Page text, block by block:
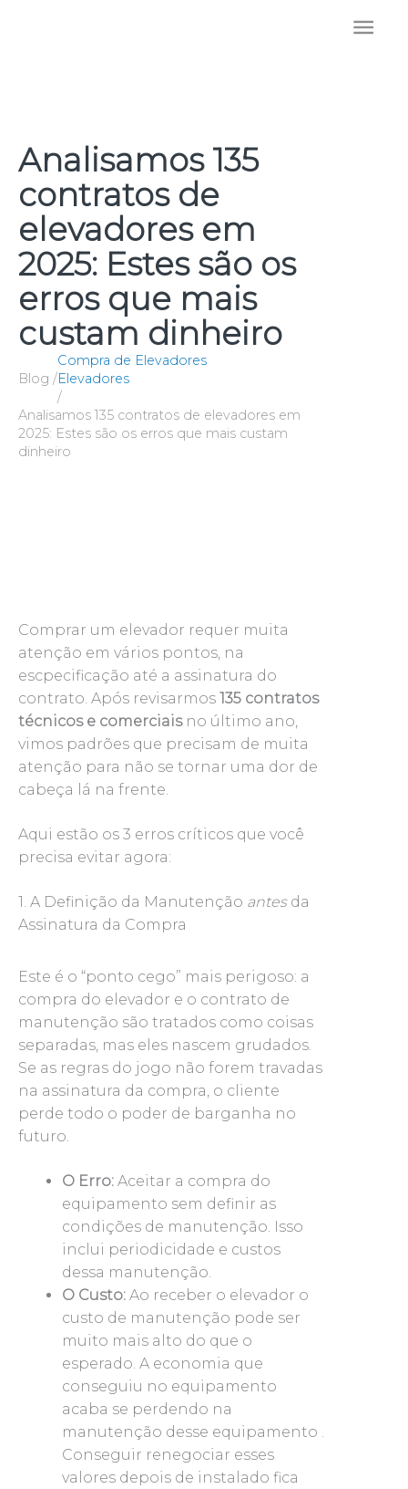
Analisamos 135
contratos de
elevadores em
2025: Estes são os
erros que mais
custam dinheiro
Blog /
Compra de Elevadores
Elevadores
/
Analisamos 135 contratos de elevadores em
2025: Estes são os erros que mais custam
dinheiro
Comprar um elevador requer muita
atenção em vários pontos, na
escpecificação até a assinatura do
contrato. Após revisarmos 135 contratos
técnicos e comerciaisno último ano,
vimos padrões que precisam de muita
atenção para não se tornar uma dor de
cabeça lá na frente.
Aqui estão os 3 erros críticos que você
precisa evitar agora:
1. A Definição da Manutenção antesda
Assinatura da Compra
Este é o “ponto cego” mais perigoso: a
compra do elevador e o contrato de
manutenção são tratados como coisas
separadas, mas eles nascem grudados.
Se as regras do jogo não forem travadas
na assinatura da compra, o cliente
perde todo o poder de barganha no
futuro.
O Erro: Aceitar a compra do
equipamento sem definir as
condições de manutenção. Isso
inclui periodicidade e custos
dessa manutenção.
O Custo: Ao receber o elevador o
custo de manutenção pode ser
muito mais alto do que o
esperado. A economia que
conseguiu no equipamento
acaba se perdendo na
manutenção desse equipamento .
Conseguir renegociar esses
valores depois de instalado fica